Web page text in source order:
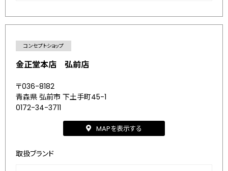
コンセプトショップ
金正堂本店 弘前店
〒036-8182
青森県 弘前市 下土手町45-1
0172-34-3711
MAPを表示する
取扱ブランド